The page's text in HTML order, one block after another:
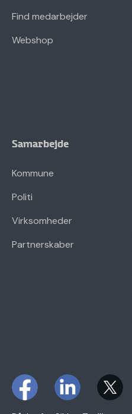
Find medarbejder
Webshop
Samarbejde
Kommune
Politi
Virksomheder
Partnerskaber